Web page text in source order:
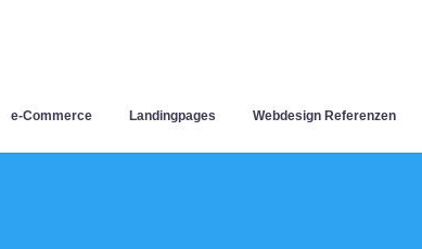
e-Commerce Landingpages Webdesign Referenzen